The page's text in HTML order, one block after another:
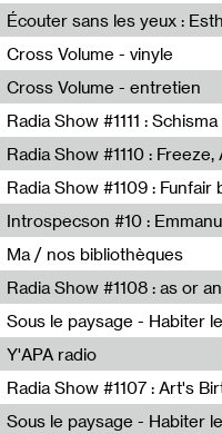
Liza Maignan,Elodie Lecat
Esther Meunier Corfdyr
Cross Volume - vinyle
Cross Volume - entretien
Resonance
Radio WORM
Jet FM
Introspecson #10 :
Pierre Henry,Emmanuel
Ma / nos bibliothèques
Radio Zero
Nastassja Martin
Y'APA radio
Pierrick Mouton
Radio Helsinki